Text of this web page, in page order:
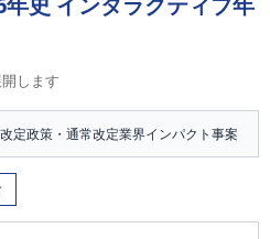
します
定政策・通常改定業界インパクト事案